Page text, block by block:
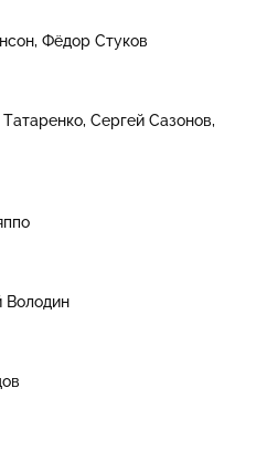
Фёдор Стуков
Сергей Сазонов
Володин